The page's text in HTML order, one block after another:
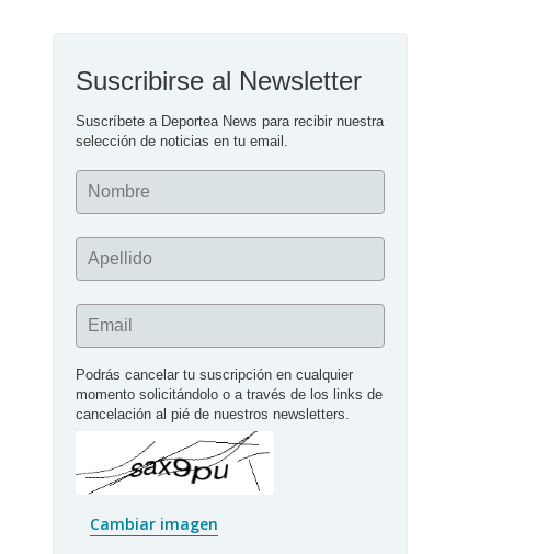
Suscribirse al Newsletter
Suscríbete a Deportea News para recibir nuestra
selección de noticias en tu email.
Nombre
Apellido
Email
Podrás cancelar tu suscripción en cualquier
momento solicitándolo o a través de los links de
cancelación al pié de nuestros newsletters.
Cambiar imagen